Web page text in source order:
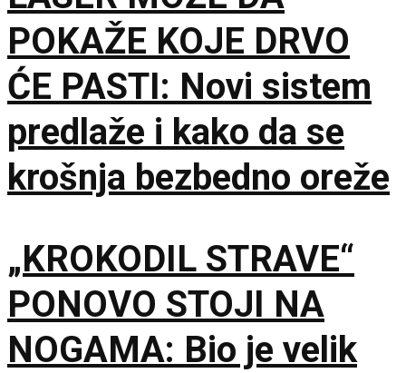
POKAŽE KOJE DRVO
ĆE PASTI: Novi sistem
predlaže i kako da se
krošnja bezbedno oreže
„KROKODIL STRAVE“
PONOVO STOJI NA
NOGAMA: Bio je velik